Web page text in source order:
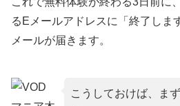
るEメールアドレスに「終了しま
メールが届きます。
こうしておけば、ま